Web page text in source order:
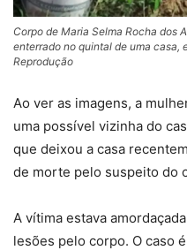
Corpo de Maria Selma Rocha dos
enterrado no quintal de uma casa,
Reprodução
Ao ver as imagens, a
uma possível vizinha do
que deixou a casa
de morte pelo suspeito do
A vítima estava
lesões pelo corpo. O caso